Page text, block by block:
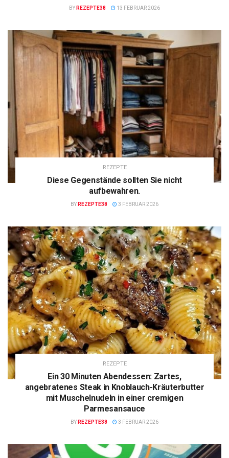
BY REZEPTE38 13 FEBRUAR 2026
REZEPTE
Diese Gegenstände sollten Sie nicht
aufbewahren.
BY REZEPTE38 3 FEBRUAR 2026
REZEPTE
Ein 30 Minuten Abendessen: Zartes,
angebratenes Steak in Knoblauch-Kräuterbutter
mit Muschelnudeln in einer cremigen
Parmesansauce
BY REZEPTE38 3 FEBRUAR 2026